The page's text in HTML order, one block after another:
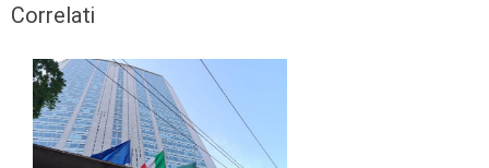
Correlati